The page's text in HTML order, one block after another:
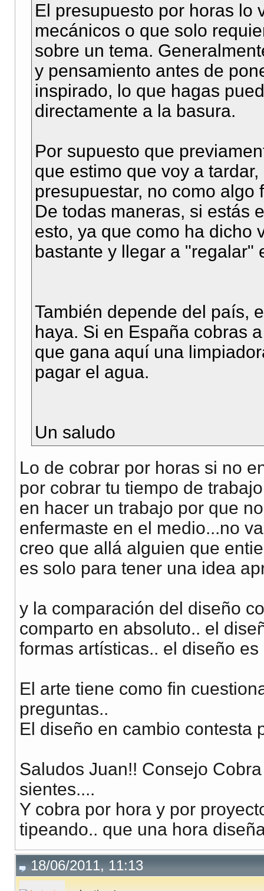
El presupuesto por horas lo
mecánicos o que solo
sobre un tema.
y pensamiento antes de
inspirado, lo que hagas
directamente a la basura.
Por supuesto que
que estimo que voy a
presupuestar, no como algo
De todas maneras, si estás
esto, ya que como ha dicho
bastante y llegar a "regalar"
También depende del país,
haya. Si en España cobras
que gana aquí una
pagar el agua.
Un saludo
Lo de cobrar por horas si no
por cobrar tu tiempo de
en hacer un trabajo por que
enfermaste en el medio...no
creo que allá alguien que
es solo para tener una idea
y la comparación del diseño
comparto en absoluto.. el
formas artísticas.. el diseño
El arte tiene como fin
preguntas..
El diseño en cambio contesta
Saludos Juan!! Consejo
sientes....
Y cobra por hora y por
tipeando.. que una hora
18/06/2011, 11:13